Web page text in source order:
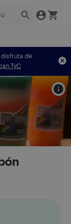
disfruta de
TyC